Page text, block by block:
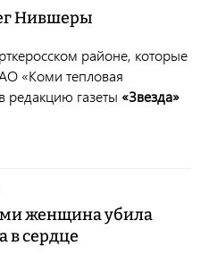
Нившеры
районе, которые
«Коми тепловая
редакцию газеты «Звезда»
женщина убила
в сердце